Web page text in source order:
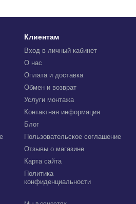
Клиентам
Вход в личный кабинет
О нас
Оплата и доставка
Обмен и возврат
Услуги монтажа
Контактная информация
Блог
Пользовательское соглашение
Отзывы о магазине
Карта сайта
Политика
конфиденциальности